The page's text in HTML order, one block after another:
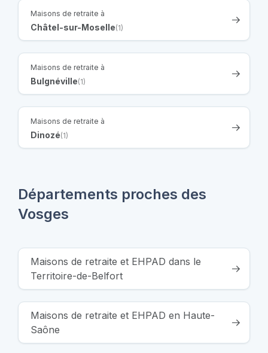
Maisons de retraite à
Châtel-sur-Moselle(1)
Maisons de retraite à
Bulgnéville(1)
Maisons de retraite à
Dinozé(1)
Départements proches des
Vosges
Maisons de retraite et EHPAD dans le
Territoire-de-Belfort
Maisons de retraite et EHPAD en Haute-
Saône